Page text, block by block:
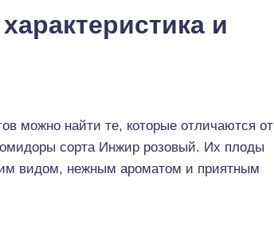
и
можно найти те, которые отличаются от
сорта Инжир розовый. Их плоды
видом, нежным ароматом и приятным